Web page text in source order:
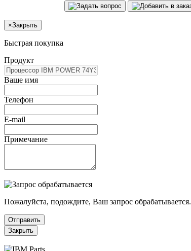
×Закрыть
Быстрая покупка
Продукт
Ваше имя
Телефон
E-mail
Примечание
Пожалуйста, подождите, Ваш запрос обрабатывается.
Отправить
Закрыть